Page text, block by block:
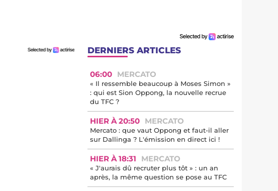
DERNIERS ARTICLES
06:00 MERCATO
« Il ressemble beaucoup à Moses Simon »
: qui est Sion Oppong, la nouvelle recrue
du TFC ?
HIER À 20:50 MERCATO
Mercato : que vaut Oppong et faut-il aller
sur Dallinga ? L'émission en direct ici !
HIER À 18:31 MERCATO
« J'aurais dû recruter plus tôt » : un an
après, la même question se pose au TFC